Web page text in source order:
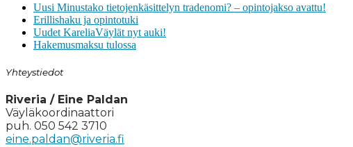
Uusi Minustako tietojenkäsittelyn tradenomi? – opintojakso avattu!
Erillishaku ja opintotuki
Uudet KareliaVäylät nyt auki!
Hakemusmaksu tulossa
Yhteystiedot
Riveria / Eine Paldan
Väyläkoordinaattori
puh. 050 542 3710
eine.paldan@riveria.fi